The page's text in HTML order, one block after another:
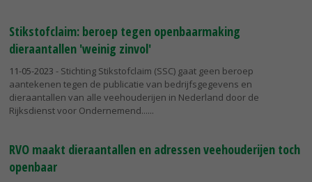
Stikstofclaim: beroep tegen openbaarmaking
dieraantallen 'weinig zinvol'
11-05-2023 - Stichting Stikstofclaim (SSC) gaat geen beroep
aantekenen tegen de publicatie van bedrijfsgegevens en
dieraantallen van alle veehouderijen in Nederland door de
Rijksdienst voor Ondernemend...
RVO maakt dieraantallen en adressen veehouderijen toch
openbaar